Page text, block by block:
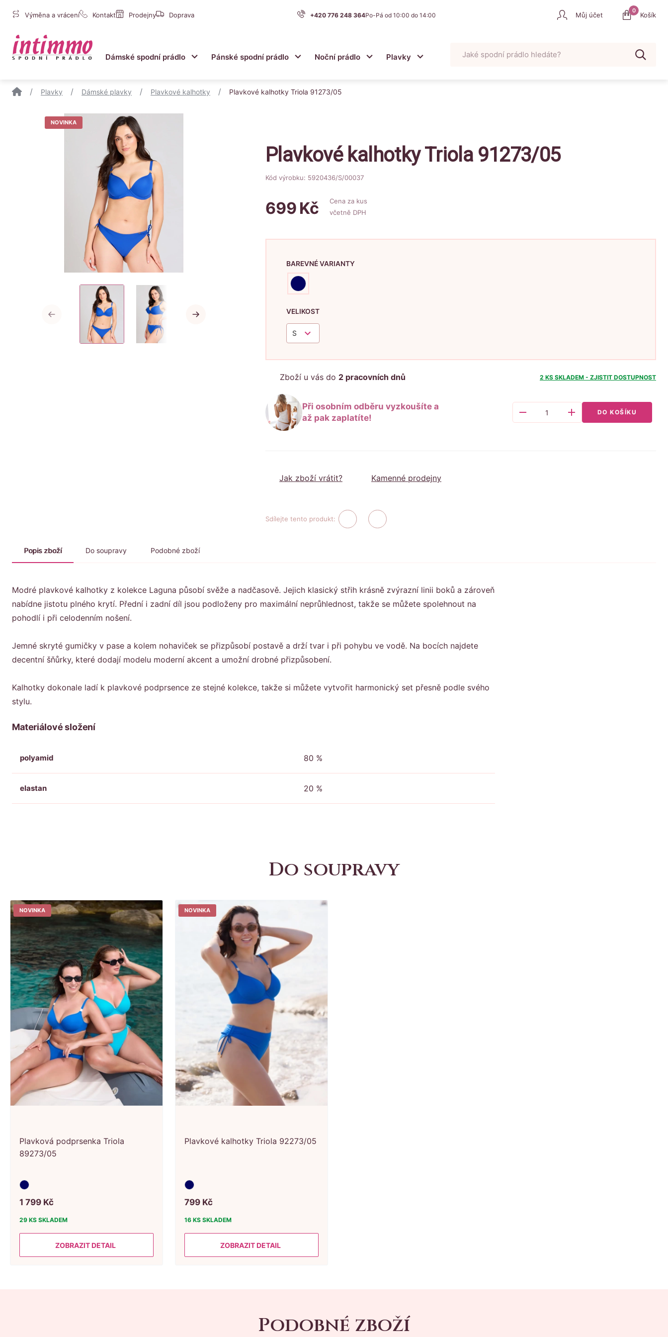
Vyhledat
Můj účet Košík
0
Dámské spodní prádlo Pánské spodní prádlo Noční prádlo Plavky
Výměna a vrácení Kontakt Prodejny Doprava +420 776 248 364Po-Pá od 10:00 do 14:00
/ Plavky / Dámské plavky / Plavkové kalhotky / Plavkové kalhotky Triola 91273/05
Plavkové kalhotky Triola 91273/05
NOVINKA
Kód výrobku: 5920436/S/00037
699 Kč
Cena za kus
včetně DPH
BAREVNÉ VARIANTY
VELIKOST
S keyboard_arrow_down
Zboží u vás do 2 pracovních dnů 2 KSSKLADEM - ZJISTIT DOSTUPNOST
Při osobním odběru vyzkoušíte a
až pak zaplatíte!
remove add DO KOŠÍKU
Jak zboží vrátit? Kamenné prodejny
Sdílejte tento produkt:
Popis zboží Do soupravy Podobné zboží
Modré plavkové kalhotky z kolekce Laguna působí svěže a nadčasově. Jejich klasický střih krásně zvýrazní linii boků a zároveň
nabídne jistotu plného krytí. Přední i zadní díl jsou podloženy pro maximální neprůhlednost, takže se můžete spolehnout na
pohodlí i při celodenním nošení.
Jemné skryté gumičky v pase a kolem nohaviček se přizpůsobí postavě a drží tvar i při pohybu ve vodě. Na bocích najdete
decentní šňůrky, které dodají modelu moderní akcent a umožní drobné přizpůsobení.
Kalhotky dokonale ladí k plavkové podprsence ze stejné kolekce, takže si můžete vytvořit harmonický set přesně podle svého
stylu.
Materiálové složení
polyamid 80 %
elastan 20 %
Do soupravy
Plavková podprsenka Triola
89273/05
NOVINKA
1 799 Kč
29 KS SKLADEM
ZOBRAZIT DETAIL
Plavkové kalhotky Triola 92273/05
NOVINKA
799 Kč
16 KS SKLADEM
ZOBRAZIT DETAIL
Podobné zboží